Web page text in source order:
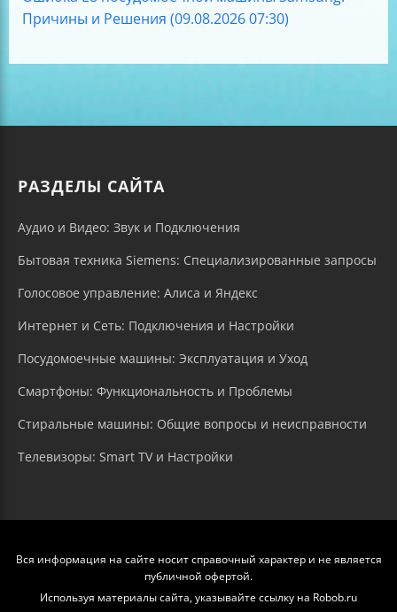
Причины и Решения (09.08.2026 07:30)
РАЗДЕЛЫ САЙТА
Аудио и Видео: Звук и Подключения
Бытовая техника Siemens: Специализированные запросы
Голосовое управление: Алиса и Яндекс
Интернет и Сеть: Подключения и Настройки
Посудомоечные машины: Эксплуатация и Уход
Смартфоны: Функциональность и Проблемы
Стиральные машины: Общие вопросы и неисправности
Телевизоры: Smart TV и Настройки
Вся информация на сайте носит справочный характер и не является
публичной офертой.
Используя материалы сайта, указывайте ссылку на Robob.ru